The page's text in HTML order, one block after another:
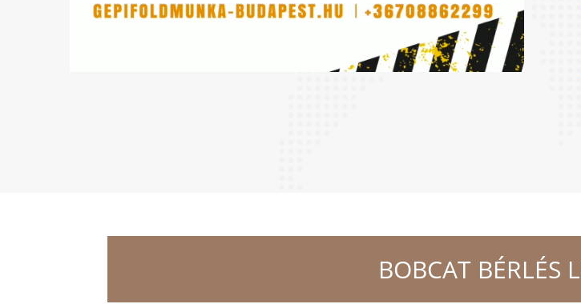
BOBCAT BÉRLÉS